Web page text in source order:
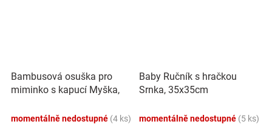
Bambusová osuška pro
miminko s kapucí Myška,
momentálně nedostupné (4 ks)
Baby Ručník s hračkou
Srnka, 35x35cm
momentálně nedostupné (5 ks)